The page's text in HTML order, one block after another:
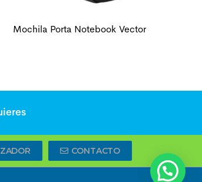
Mochila Porta Notebook Vector
CONTACTO